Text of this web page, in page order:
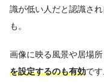
識が低い人だと認識さ
も。
画像に映る風景や居場
を設定するのも有効です